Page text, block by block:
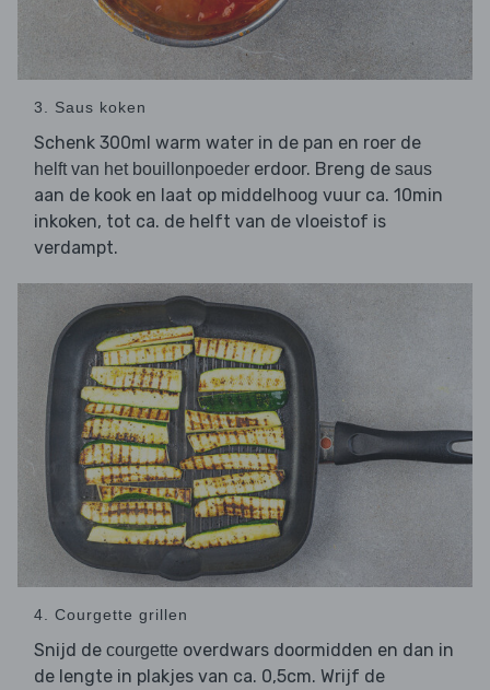
3. Saus koken
Schenk 300ml warm water in de pan en roer de
helft van het bouillonpoeder erdoor. Breng de saus
aan de kook en laat op middelhoog vuur ca. 10min
inkoken, tot ca. de helft van de vloeistof is
verdampt.
4. Courgette grillen
Snijd de courgette overdwars doormidden en dan in
de lengte in plakjes van ca. 0,5cm. Wrijf de